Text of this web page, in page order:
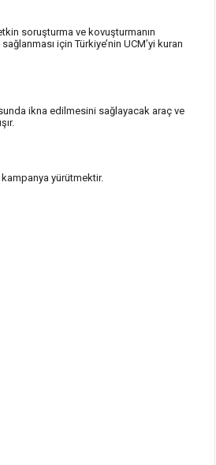
soruşturma ve kovuşturmanın
için Türkiye’nin UCM’yi kuran
ikna edilmesini sağlayacak araç ve
yürütmektir.